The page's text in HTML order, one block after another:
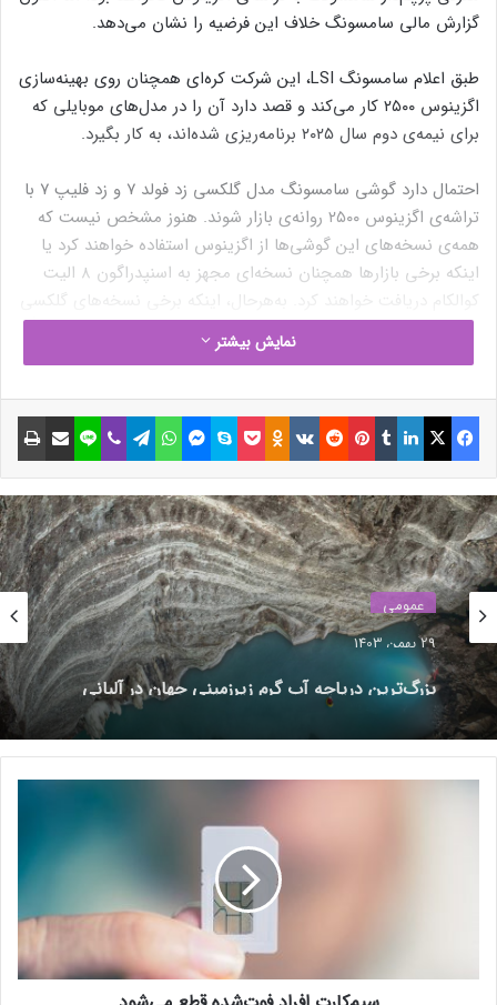
گزارش مالی سامسونگ خلاف این فرضیه را نشان می‌دهد.
طبق اعلام سامسونگ LSI، این شرکت کره‌ای همچنان روی بهینه‌سازی
اگزینوس ۲۵۰۰ کار می‌کند و قصد دارد آن را در مدل‌های موبایلی که
برای نیمه‌ی دوم سال ۲۰۲۵ برنامه‌ریزی شده‌اند، به کار بگیرد.
احتمال دارد گوشی سامسونگ مدل گلکسی زد فولد ۷ و زد فلیپ ۷ با
تراشه‌ی اگزینوس ۲۵۰۰ روانه‌ی بازار شوند. هنوز مشخص نیست که
همه‌ی نسخه‌های این گوشی‌ها از اگزینوس استفاده خواهند کرد یا
اینکه برخی بازارها همچنان نسخه‌ای مجهز به اسنپدراگون ۸ الیت
کوالکام دریافت خواهند کرد. به‌هرحال، اینکه برخی نسخه‌های گلکسی
زد فولد ۷ و زد فلیپ ۷ با تراشه‌ی اگزینوس ۲۵۰۰ عرضه شوند، تقریباً
قطعی است.
نوشته های مشابه
گوگل با رونمایی «پروژه Astra»
مستقیماً قابلیت‌های جدید
ChatGPT را هدف گرفت
حمایت ترامپ از تیک‌تاک در آستانه
نمایش بیشتر
فیسبوک ایکس لینکداین تامبلر پینتریست Reddit
VKontakte
Odnoklassniki پاکت اسکایپ مسنجر واتس آپ تلگرام وایبر لاین اشتراک گذاری با ایمیل
عمومی
29 بهمن 1403
بزرگ‌ترین دریاچه آب گرم زیرزمینی جهان در آلبانی
کشف شد
ف